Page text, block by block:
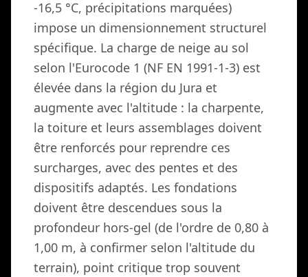
-16,5 °C, précipitations marquées)
impose un dimensionnement structurel
spécifique. La charge de neige au sol
selon l'Eurocode 1 (NF EN 1991-1-3) est
élevée dans la région du Jura et
augmente avec l'altitude : la charpente,
la toiture et leurs assemblages doivent
être renforcés pour reprendre ces
surcharges, avec des pentes et des
dispositifs adaptés. Les fondations
doivent être descendues sous la
profondeur hors-gel (de l'ordre de 0,80 à
1,00 m, à confirmer selon l'altitude du
terrain), point critique trop souvent